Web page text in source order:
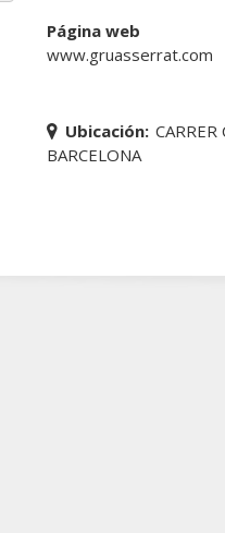
Página web
www.gruasserrat.com
Ubicación:
BARCELONA